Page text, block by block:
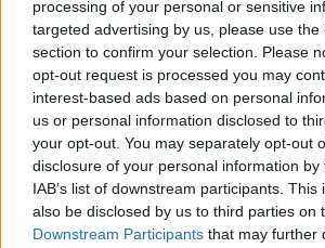
processing of your personal or sensitive
targeted advertising by us, please use the
section to confirm your selection. Please
opt-out request is processed you may
interest-based ads based on personal
us or personal information disclosed to
your opt-out. You may separately opt-out
disclosure of your personal information
IAB’s list of downstream participants.
also be disclosed by us to third parties on
Downstream Participants that may further
Il compagno
​Io (allo specchio)
Tramonto
Passato, presente, futuro
La virtù del non fare
Il giorno dei saldi
L'ultimo post
Leggendo l'Eneide
​(In)sicurezza stradale
Il decalogo del politico
Un calcio alla finzione